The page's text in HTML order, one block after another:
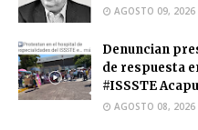
AGOSTO 09, 2026
Denuncian
de respuesta
#ISSSTE
AGOSTO 08, 2026